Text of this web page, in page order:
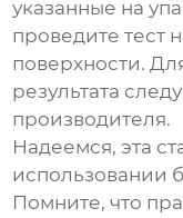
указанные на
проведите тест
поверхности.
результата
производителя.
Надеемся, эта
использовании
Помните, что